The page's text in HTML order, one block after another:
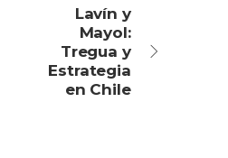
Lavín y
Mayol:
Tregua y
Estrategia
en Chile